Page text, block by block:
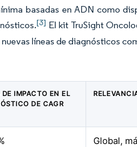
basadas en ADN como
[3] El kit TruSight
líneas de diagnósticos
IMPACTO EN EL
DE CAGR
Global,